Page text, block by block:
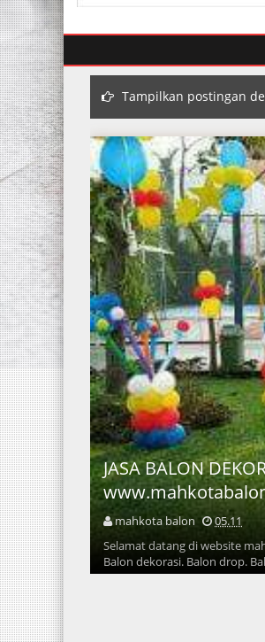
Tampilkan postingan
JASA BALON
mahkota balon
05.11
Selamat datang di website
Balon dekorasi. Balon drop.